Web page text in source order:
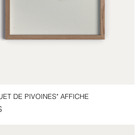
Aperçu rapide
DE PIVOINES" AFFICHE